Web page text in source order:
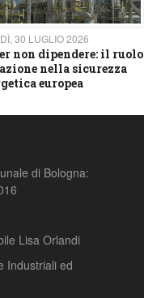
30 LUGLIO 2026
non dipendere: il ruolo
nella sicurezza
europea
di Bologna:
Lisa Orlandi
Industriali ed